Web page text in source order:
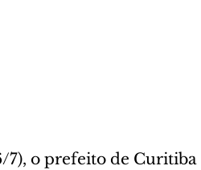
7), o prefeito de